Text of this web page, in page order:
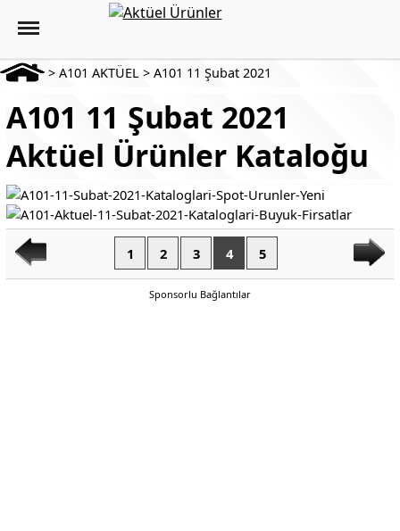
> A101 AKTÜEL > A101 11 Şubat 2021
A101 11 Şubat 2021
Aktüel Ürünler Kataloğu
1 2 3 4 5
Sponsorlu Bağlantılar